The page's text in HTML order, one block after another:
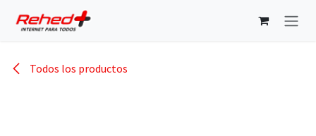
Todos los productos